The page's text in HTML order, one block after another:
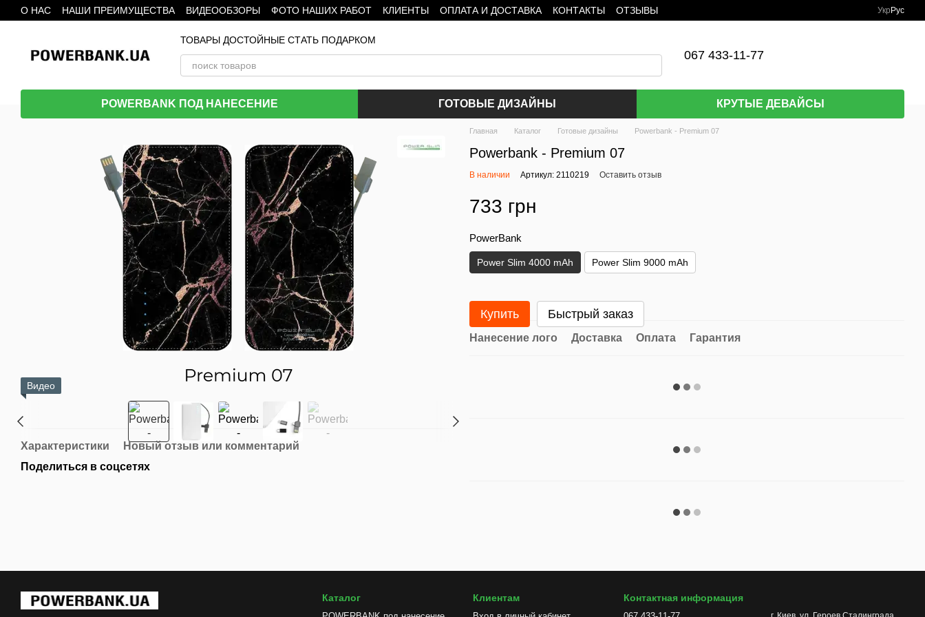
Перейти к основному контенту
О НАС НАШИ ПРЕИМУЩЕСТВА ВИДЕООБЗОРЫ ФОТО НАШИХ РАБОТ КЛИЕНТЫ ОПЛАТА И ДОСТАВКА КОНТАКТЫ ОТЗЫВЫ Укр Рус
ТОВАРЫ ДОСТОЙНЫЕ СТАТЬ ПОДАРКОМ
067 433-11-77
POWERBANK ПОД НАНЕСЕНИЕ ГОТОВЫЕ ДИЗАЙНЫ КРУТЫЕ ДЕВАЙСЫ
Видео
Характеристики
Новый отзыв или комментарий
Поделиться в соцсетях
Главная Каталог Готовые дизайны Powerbank - Premium 07
Powerbank - Premium 07
В наличии Артикул: 2110219 Оставить отзыв
733 грн
PowerBank
Power Slim 4000 mAh Power Slim 9000 mAh
Купить Быстрый заказ
Нанесение лого Доставка Оплата Гарантия
Каталог Клиентам Контактная информация